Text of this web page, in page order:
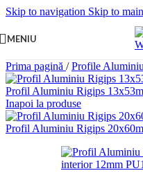
Skip to navigation Skip to
MENIU
Prima pagină / Profile Aluminiu
Profil Aluminiu Rigips
Inapoi la produse
Profil Aluminiu Rigips